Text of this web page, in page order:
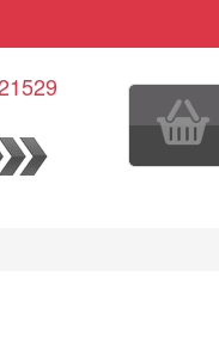
Пошук